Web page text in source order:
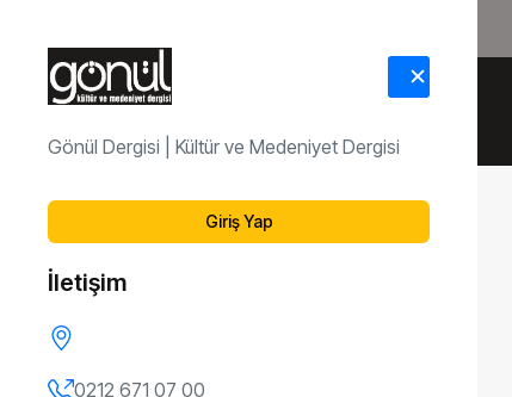
Gönül Dergisi | Kültür ve Medeniyet Dergisi
Giriş Yap
İletişim
0212 671 07 00